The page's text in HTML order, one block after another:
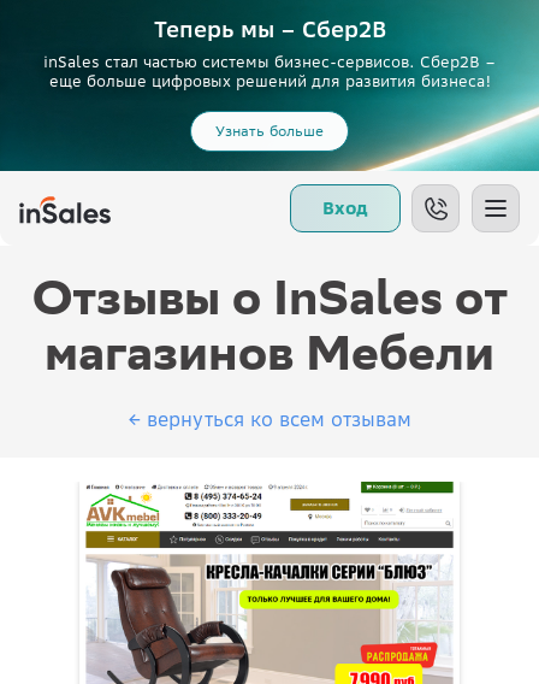
Теперь мы – Сбер2B
inSales стал частью системы бизнес-сервисов. Сбер2В –
еще больше цифровых решений для развития бизнеса!
Узнать больше
Вход
Отзывы о InSales от
магазинов Мебели
← вернуться ко всем отзывам